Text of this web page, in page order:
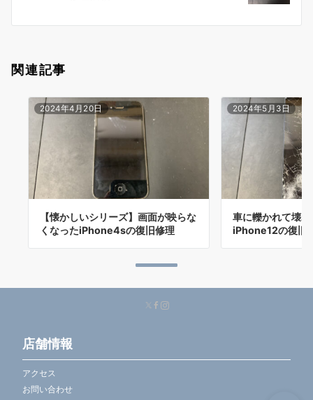
ン
関連記事
2024年4月20日
【懐かしいシリーズ】画面が映らな
くなったiPhone4sの復旧修理
2024年5月3日
車に轢かれて壊
iPhone12の復旧
店舗情報
アクセス
お問い合わせ